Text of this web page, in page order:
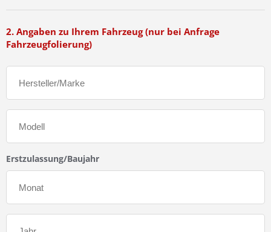
2. Angaben zu Ihrem Fahrzeug (nur bei Anfrage
Fahrzeugfolierung)
Erstzulassung/Baujahr